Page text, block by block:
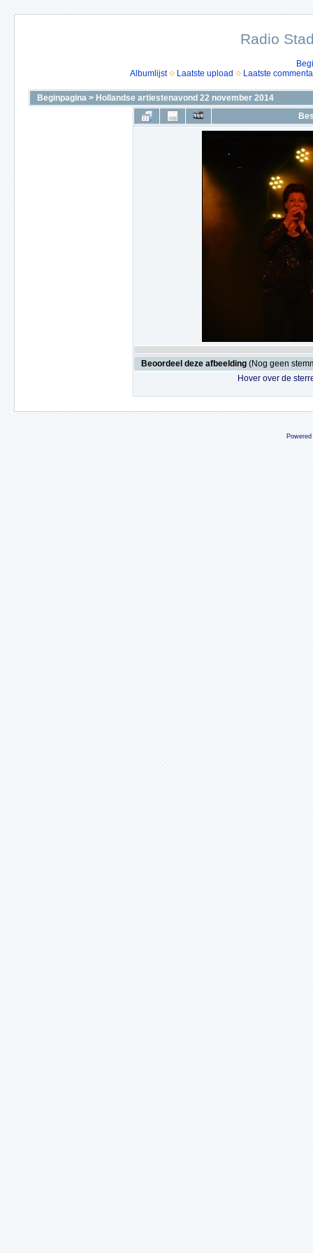
Radio
Albumlijst
Laatste upload Laatste
Beginpagina > Hollandse artiestenavond 22 november 2014
Beoordeel deze afbeelding (Nog geen
Hover over de